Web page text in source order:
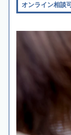
オンライン相談